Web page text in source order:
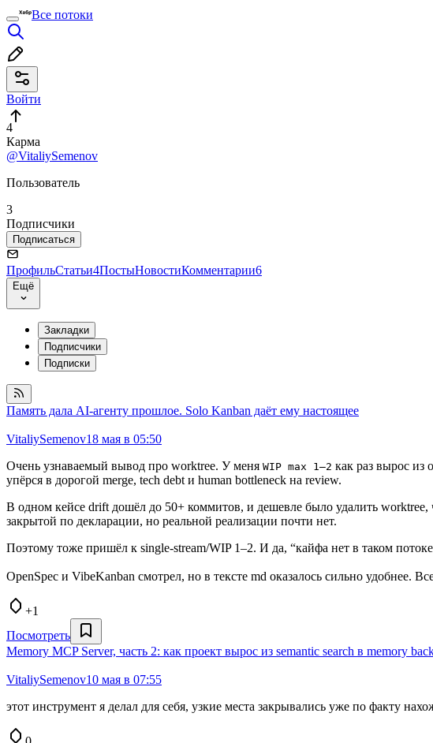
Все потоки
Войти
4
Карма
@VitaliySemenov
Пользователь
3
Подписчики
Подписаться
ПрофильСтатьи4ПостыНовостиКомментарии6
Ещё
Закладки
Подписчики
Подписки
Память дала AI-агенту прошлое. Solo Kanban даёт ему настоящее
VitaliySemenov18 мая в 05:50
Очень узнаваемый вывод про worktree. У меня WIP max 1–2 как раз вырос из
упёрся в дорогой merge, tech debt и human bottleneck на review.
В одном кейсе drift дошёл до 50+ коммитов, и дешевле было удалить
закрытой по декларации, но реальной реализации почти нет.
Поэтому тоже пришёл к single-stream/WIP 1–2. И да, “кайфа нет в таком
OpenSpec и VibeKanban смотрел, но в тексте md оказалось сильно удобнее.
+1
Посмотреть
Memory MCP Server, часть 2: как проект вырос из semantic search в memory
VitaliySemenov10 мая в 07:55
этот инструмент я делал для себя, узкие места закрывались уже по факту